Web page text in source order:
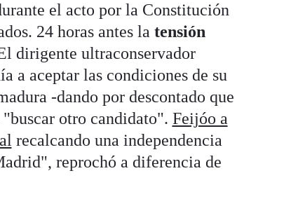
el acto por la Constitución
24 horas antes la tensión
dirigente ultraconservador
a aceptar las condiciones de su
-dando por descontado que
otro candidato". Feijóo a
recalcando una independencia
reprochó a diferencia de